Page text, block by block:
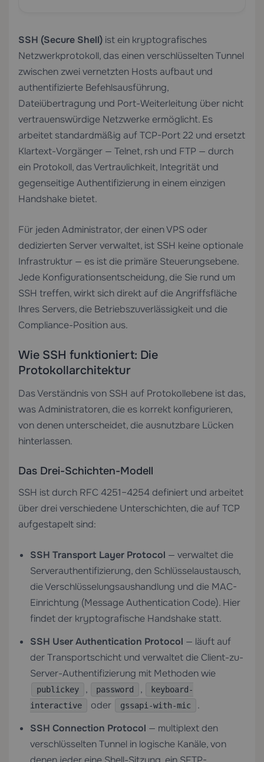
SSH (Secure Shell) ist ein kryptografisches
Netzwerkprotokoll, das einen verschlüsselten Tunnel
zwischen zwei vernetzten Hosts aufbaut und
authentifizierte Befehlsausführung,
Dateiübertragung und Port-Weiterleitung über nicht
vertrauenswürdige Netzwerke ermöglicht. Es
arbeitet standardmäßig auf TCP-Port 22 und ersetzt
Klartext-Vorgänger — Telnet, rsh und FTP — durch
ein Protokoll, das Vertraulichkeit, Integrität und
gegenseitige Authentifizierung in einem einzigen
Handshake bietet.
Für jeden Administrator, der einenVPS oder
dedizierten Serververwaltet, ist SSH keine optionale
Infrastruktur — es ist die primäre Steuerungsebene.
Jede Konfigurationsentscheidung, die Sie rund um
SSH treffen, wirkt sich direkt auf die Angriffsfläche
Ihres Servers, die Betriebszuverlässigkeit und die
Compliance-Position aus.
Wie SSH funktioniert: Die
Protokollarchitektur
Das Verständnis von SSH auf Protokollebene ist das,
was Administratoren, die es korrekt konfigurieren,
von denen unterscheidet, die ausnutzbare Lücken
hinterlassen.
Das Drei-Schichten-Modell
SSH ist durch RFC 4251–4254 definiert und arbeitet
über drei verschiedene Unterschichten, die auf TCP
aufgestapelt sind:
SSH Transport Layer Protocol — verwaltet die
Serverauthentifizierung, den Schlüsselaustausch,
die Verschlüsselungsaushandlung und die MAC-
Einrichtung (Message Authentication Code). Hier
findet der kryptografische Handshake statt.
SSH User Authentication Protocol — läuft auf
der Transportschicht und verwaltet die Client-zu-
Server-Authentifizierung mit Methoden wie
publickey , password ,
keyboard-
interactive
oder gssapi-with-mic
.
SSH Connection Protocol — multiplext den
verschlüsselten Tunnel in logische Kanäle, von